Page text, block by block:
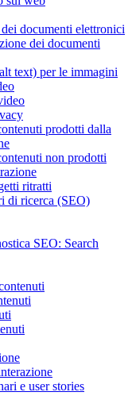
documenti elettronici
dei documenti
text) per le immagini
prodotti dalla
non prodotti
ritratti
di ricerca (SEO)
SEO: Search
e user stories